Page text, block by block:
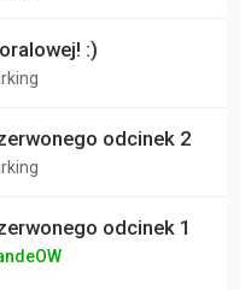
:)
odcinek 2
odcinek 1